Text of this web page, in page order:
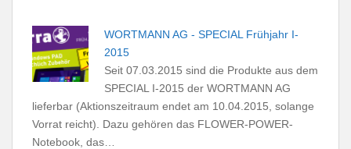
WORTMANN AG - SPECIAL Frühjahr I-
2015
Seit 07.03.2015 sind die Produkte aus dem
SPECIAL I-2015 der WORTMANN AG
lieferbar (Aktionszeitraum endet am 10.04.2015, solange
Vorrat reicht). Dazu gehören das FLOWER-POWER-
Notebook, das…